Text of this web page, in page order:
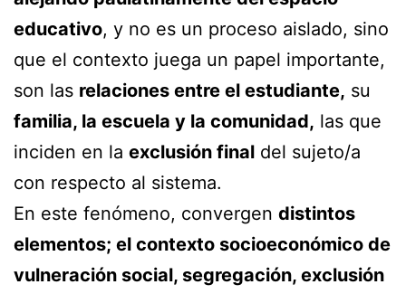
educativo, y no es un proceso aislado, sino
que el contexto juega un papel importante,
son las relaciones entre el estudiante, su
familia, la escuela y la comunidad, las que
inciden en la exclusión final del sujeto/a
con respecto al sistema.
En este fenómeno, convergen distintos
elementos; el contexto socioeconómico de
vulneración social, segregación, exclusión